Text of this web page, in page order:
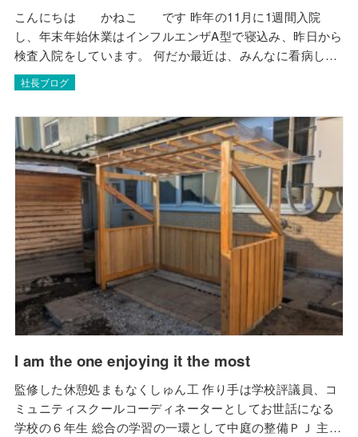
こんにちは かねこ です 昨年の11月に1週間入院
し、年末年始休業はインフルエンザA型で寝込み、昨日から
検査入院をしています。 何だか最近は、みんなに看病して
もらい、ご迷惑をお掛けしながら過ごしています。 これで
はいけないと。。。 私も50歳を過ぎ、健康には十分に留意
の頃です。 退院したら、徐々に体力…
社長ブログ
I am the one enjoying it the most
監修した休憩処まもなくしゅん工 作り手は学校評議員、コ
ミュニティスクールコーディネーターとしてお世話になる
学校の６年生 総合の学習の一環として中庭の整備ＰＪ 主体